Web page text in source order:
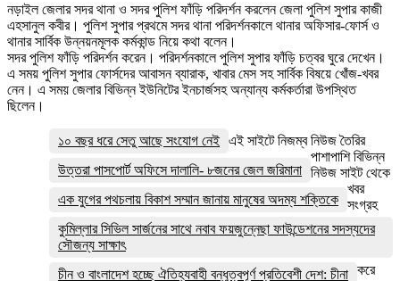
নড়াইল জেলার সদর থানা ও সদর পুলিশ ফাঁড়ি পরিদর্শন করলেন জেলা পুলিশ সুপার কাজী
এহসানুল কবীর। পুলিশ সুপার প্রথমে সদর থানা পরিদর্শনকালে থানার অফিসার-ফোর্স ও
থানার সার্বিক উন্নয়নমূলক কর্মকান্ড নিয়ে কথা বলেন।
সদর পুলিশ ফাঁড়ি পরিদর্শন করেন। পরিদর্শনকালে পুলিশ সুপার ফাঁড়ি চত্বর ঘুরে দেখেন।
এ সময় পুলিশ সুপার ফোর্সদের আবাসন ব্যারাক, খাবার মেস সহ সার্বিক বিষয়ে খোঁজ-খবর
নেন। এ সময় জেলার বিভিন্ন ইউনিটের ইনচার্জসহ অন্যান্য কর্মকর্তারা উপস্থিত
ছিলেন।
১০ বছর ধরে সেতু আছে সংযোগ নেই
উত্তরা পাসপোর্ট অফিসে দালালি- ৮জনের জেল জরিমানা
এক যুগের পথচলায় বিকাশ সম্মান জানায় মানুষের অদম্য শক্তিকে
কুমিল্লার সিভিল সার্জনের সাথে নবাব ফয়জুন্নেছা ফাউন্ডেশনের সদস্যদের
সৌজন্য সাক্ষাৎ
চীন ও বাংলাদেশ হচ্ছে ঐতিহ্যবাহী বন্ধুত্বপূর্ণ প্রতিবেশী দেশ: চীনা
এই সাইটে নিজম্ব নিউজ তৈরির
পাশাপাশি বিভিন্ন
নিউজ সাইট থেকে
খবর
সংগ্রহ
করে